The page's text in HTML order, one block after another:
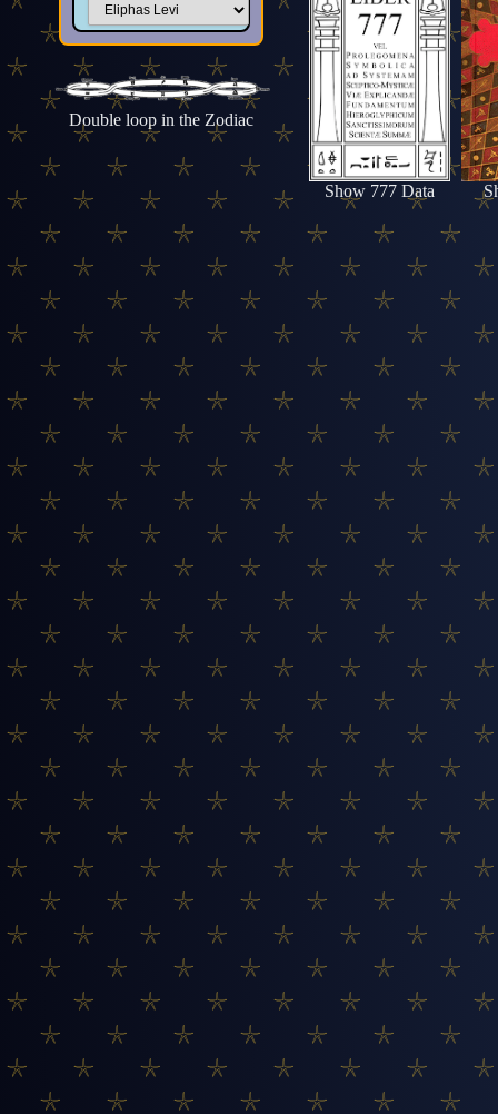
Double loop in the Zodiac
Show 777 Data